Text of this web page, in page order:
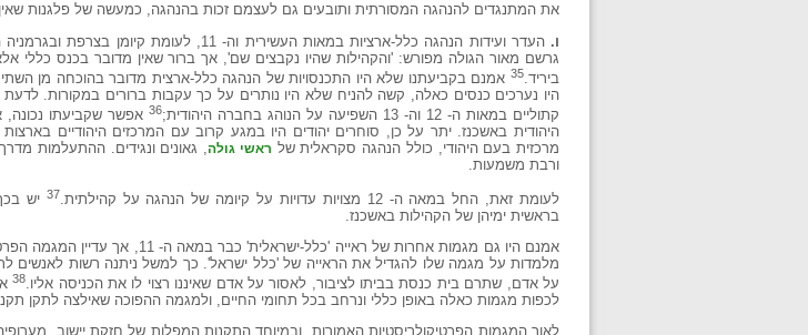
את המתנגדים להנהגה המסורתית ותובעים גם לעצמם זכות בהנהגה, כמעשה של פלגנות
ו.
גרשם מאור הגולה מפורש: 'והקהילות שהיו נקבצים שם', אך ברור שאין מדובר בכנס
ביריד. 35
היו נערכים כנסים כאלה, קשה להניח שלא היו נותרים על כך עקבות ברורים במקורות.
קתוליים במאות ה- 12 וה- 13 השפיעה על הנוהג בחברה היהודית;
36אפשר שקביעתו נכונה,
היהודית באשכנז. יתר על כן, סוחרים יהודים היו במגע קרוב עם המרכזים היהודיים
מרכזית בעם היהודי, כולל הנהגה סקראלית של ראשי גולה, גאונים ונגידים. ההתעלמות
ורבת משמעות.
לעומת זאת, החל במאה ה- 12 מצויות עדויות על קיומה של הנהגה על קהילתית. 37 יש
בראשית ימיהן של הקהילות באשכנז.
אמנם היו גם מגמות אחרות של ראייה
מלמדות על מגמה שלו להגדיל את הראייה של 'כלל ישראל'. כך למשל ניתנה רשות לאנשים
על אדם, שתרם בית כנסת בביתו לציבור, לאסור על אדם שאיננו רצוי לו את הכניסה אליו.38
לכפות מגמות כאלה באופן כללי ונרחב בכל תחומי החיים, ולמגמה ההפוכה שאילצה לתקן
לאור המגמות הפרטיקולריסטיות האמורות, ובמיוחד התקנות המפלות של חזקת יישוב,